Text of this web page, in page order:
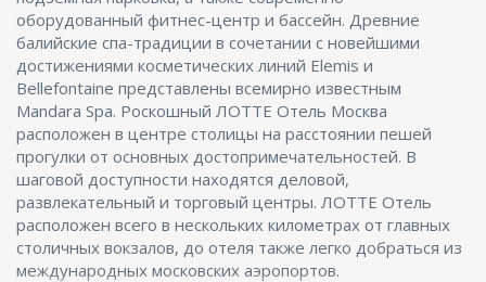
оборудованный фитнес-центр и бассейн. Древние
балийские спа-традиции в сочетании с новейшими
достижениями косметических линий Elemis и
Bellefontaine представлены всемирно известным
Mandara Spa. Роскошный ЛОТТЕ Отель Москва
расположен в центре столицы на расстоянии пешей
прогулки от основных достопримечательностей. В
шаговой доступности находятся деловой,
развлекательный и торговый центры. ЛОТТЕ Отель
расположен всего в нескольких километрах от главных
столичных вокзалов, до отеля также легко добраться из
международных московских аэропортов.